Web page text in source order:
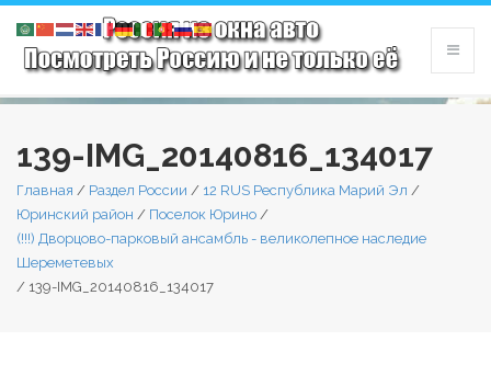
139-IMG_20140816_134017
Главная / Раздел России / 12 RUS Республика Марий Эл /
Юринский район / Поселок Юрино /
(!!!) Дворцово-парковый ансамбль - великолепное наследие
Шереметевых
/ 139-IMG_20140816_134017